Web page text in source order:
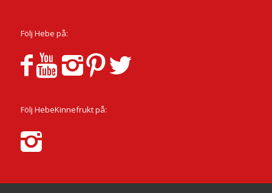
Följ Hebe på:
Följ HebeKinnefrukt på: